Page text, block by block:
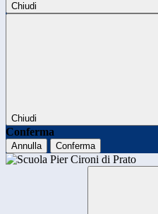
Chiudi
Chiudi
Conferma
Annulla Conferma